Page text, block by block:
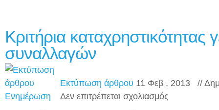
Κριτήρια καταχρηστικότητας
συναλλαγών
Εκτύπωση άρθρου 11 Φεβ , 2013 //
Ενημέρωση
Δεν επιτρέπεται σχολιασμός